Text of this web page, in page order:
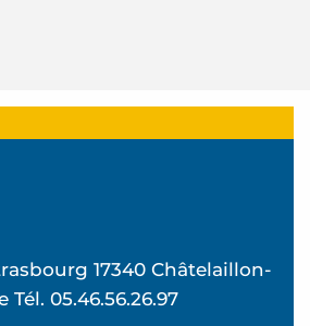
17340 Châtelaillon-
Tél. 05.46.56.26.97